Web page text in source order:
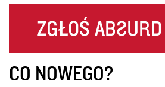
CO NOWEGO?